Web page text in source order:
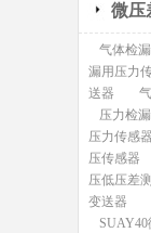
微压
气体检
漏用压力
送器
压力检
压力传感器
压传感器
压低压差
变送器